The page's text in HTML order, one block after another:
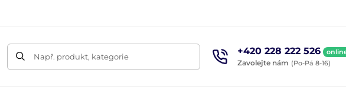
Např. produkt, kategorie +420 228 222 526
Zavolejte nám (Po-Pá 8-16)